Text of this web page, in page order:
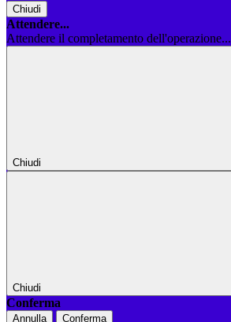
Chiudi
Attendere...
Attendere il completamento dell'operazione...
Chiudi
Chiudi
Conferma
Annulla Conferma